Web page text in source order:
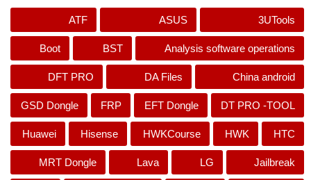
3UTools
ASUS
ATF
Analysis software operations
BST
Boot
China android
DA Files
DFT PRO
DT PRO -TOOL
EFT Dongle
FRP
GSD Dongle
HTC
HWK
HWKCourse
Hisense
Huawei
Jailbreak
LG
Lava
MRT Dongle